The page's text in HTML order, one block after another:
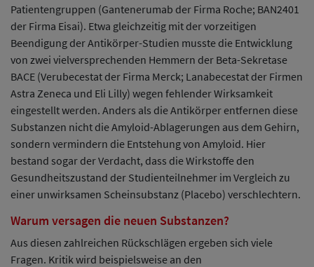
Patientengruppen (Gantenerumab der Firma Roche; BAN2401
der Firma Eisai). Etwa gleichzeitig mit der vorzeitigen
Beendigung der Antikörper-Studien musste die Entwicklung
von zwei vielversprechenden Hemmern der Beta-Sekretase
BACE (Verubecestat der Firma Merck; Lanabecestat der Firmen
Astra Zeneca und Eli Lilly) wegen fehlender Wirksamkeit
eingestellt werden. Anders als die Antikörper entfernen diese
Substanzen nicht die Amyloid-Ablagerungen aus dem Gehirn,
sondern vermindern die Entstehung von Amyloid. Hier
bestand sogar der Verdacht, dass die Wirkstoffe den
Gesundheitszustand der Studienteilnehmer im Vergleich zu
einer unwirksamen Scheinsubstanz (Placebo) verschlechtern.
Warum versagen die neuen Substanzen?
Aus diesen zahlreichen Rückschlägen ergeben sich viele
Fragen. Kritik wird beispielsweise an den